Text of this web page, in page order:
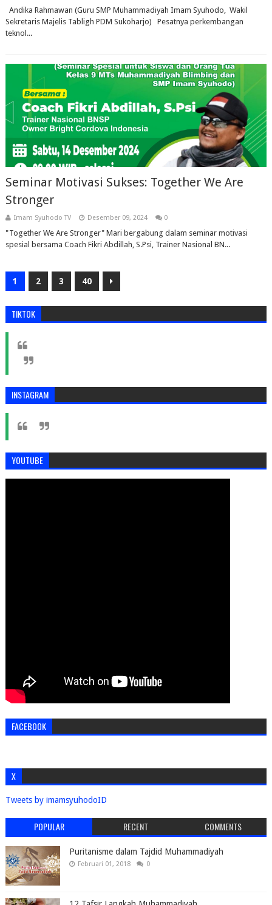
Andika Rahmawan (Guru SMP Muhammadiyah Imam Syuhodo, Wakil
Sekretaris Majelis Tabligh PDM Sukoharjo) Pesatnya perkembangan
teknol...
Seminar Motivasi Sukses: Together We Are
Stronger
Imam Syuhodo TV Desember 09, 2024 0
"Together We Are Stronger" Mari bergabung dalam seminar motivasi
spesial bersama Coach Fikri Abdillah, S.Psi, Trainer Nasional BN...
1 2 3 40
TIKTOK
INSTAGRAM
YOUTUBE
FACEBOOK
X
Tweets by imamsyuhodoID
POPULAR RECENT COMMENTS
Puritanisme dalam Tajdid Muhammadiyah
Februari 01, 2018 0